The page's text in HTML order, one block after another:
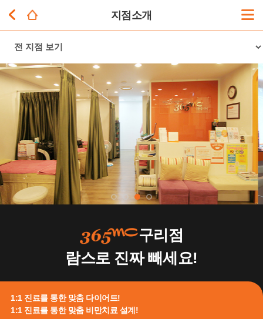
지점소개
구리점
람스로 진짜 빼세요!
1:1 진료를 통한 맞춤 다이어트!
1:1 진료를 통한 맞춤 비만치료 설계!